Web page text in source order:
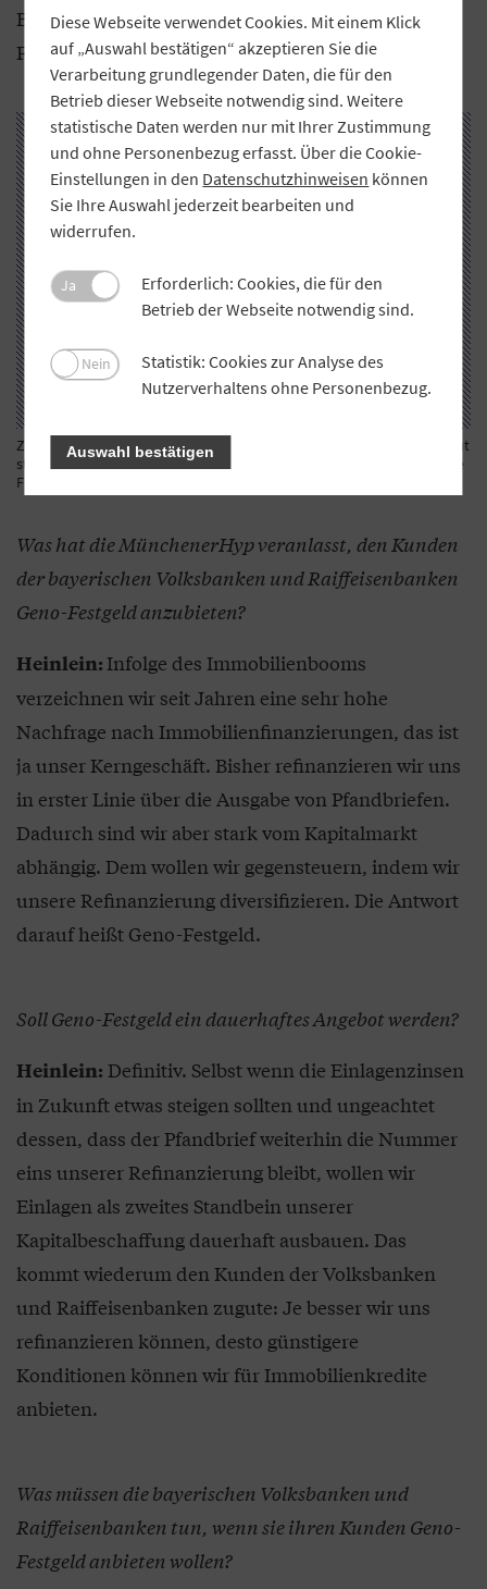
Bank eine gute Alternative zu bestehenden
Festgeldanlagen.
Zentrale der Münchener Hypothekenbank eG in München: Das Institut
steht den Volksbanken und Raiffeisenbanken als Partner rund um die
Finanzierung von Wohn- und Gewerbeimmobilien zur Seite.
Was hat die MünchenerHyp veranlasst, den Kunden
der bayerischen Volksbanken und Raiffeisenbanken
Geno-Festgeld anzubieten?
Heinlein:Infolge des Immobilienbooms
verzeichnen wir seit Jahren eine sehr hohe
Nachfrage nach Immobilienfinanzierungen, das ist
ja unser Kerngeschäft. Bisher refinanzieren wir uns
in erster Linie über die Ausgabe von Pfandbriefen.
Dadurch sind wir aber stark vom Kapitalmarkt
abhängig. Dem wollen wir gegensteuern, indem wir
unsere Refinanzierung diversifizieren. Die Antwort
darauf heißt Geno-Festgeld.
Soll Geno-Festgeld ein dauerhaftes Angebot werden?
Heinlein: Definitiv. Selbst wenn die Einlagenzinsen
in Zukunft etwas steigen sollten und ungeachtet
dessen, dass der Pfandbrief weiterhin die Nummer
eins unserer Refinanzierung bleibt, wollen wir
Einlagen als zweites Standbein unserer
Kapitalbeschaffung dauerhaft ausbauen. Das
kommt wiederum den Kunden der Volksbanken
und Raiffeisenbanken zugute: Je besser wir uns
refinanzieren können, desto günstigere
Konditionen können wir für Immobilienkredite
anbieten.
Was müssen die bayerischen Volksbanken und
Raiffeisenbanken tun, wenn sie ihren Kunden Geno-
Festgeld anbieten wollen?
Diese Webseite verwendet Cookies. Mit einem Klick
auf „Auswahl bestätigen“ akzeptieren Sie die
Verarbeitung grundlegender Daten, die für den
Betrieb dieser Webseite notwendig sind. Weitere
statistische Daten werden nur mit Ihrer Zustimmung
und ohne Personenbezug erfasst. Über die Cookie-
Einstellungen in den Datenschutzhinweisen können
Sie Ihre Auswahl jederzeit bearbeiten und
widerrufen.
Ja
Erforderlich: Cookies, die für den
Betrieb der Webseite notwendig sind.
Nein
Statistik: Cookies zur Analyse des
Nutzerverhaltens ohne Personenbezug.
Auswahl bestätigen